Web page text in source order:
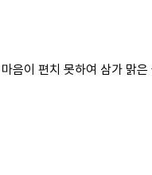
이 편치 못하여 삼가 맑